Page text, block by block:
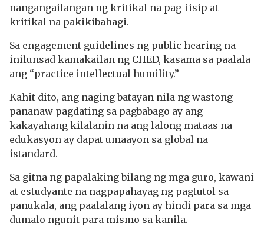
nangangailangan ng kritikal na pag-iisip at
kritikal na pakikibahagi.
Sa engagement guidelines ng public hearing na
inilunsad kamakailan ng CHED, kasama sa paalala
ang “practice intellectual humility.”
Kahit dito, ang naging batayan nila ng wastong
pananaw pagdating sa pagbabago ay ang
kakayahang kilalanin na ang lalong mataas na
edukasyon ay dapat umaayon sa global na
istandard.
Sa gitna ng papalaking bilang ng mga guro, kawani
at estudyante na nagpapahayag ng pagtutol sa
panukala, ang paalalang iyon ay hindi para sa mga
dumalo ngunit para mismo sa kanila.